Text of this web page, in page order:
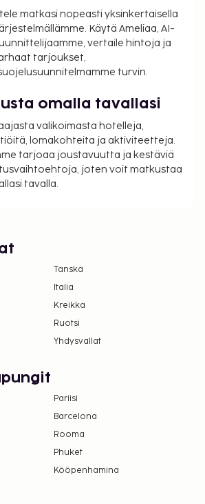
matkasi nopeasti yksinkertaisella
Käytä Ameliaa, AI-
vertaile hintoja ja
tarjoukset,
turvin.
omalla tavallasi
valikoimasta hotelleja,
lomakohteita ja aktiviteetteja.
tarjoaa joustavuutta ja kestäviä
joten voit matkustaa
tavalla.
Tanska
Italia
Kreikka
Ruotsi
Yhdysvallat
Pariisi
Barcelona
Rooma
Phuket
Kööpenhamina